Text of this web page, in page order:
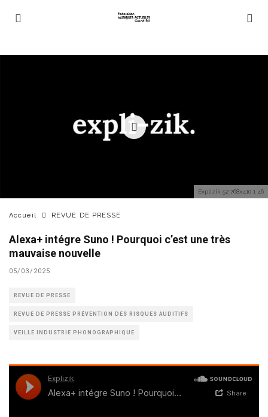
Explizik 52 768x410 1 46
Accueil REVUE DE PRESSE
Alexa+ intégre Suno ! Pourquoi c’est une très
mauvaise nouvelle
05/03/2025
REVUE DE PRESSE
REVUE DE PRESSE PRÉVENTION DES RISQUES AUDITIFS
VEILLE INDUSTRIE PHONOGRAPHIQUE